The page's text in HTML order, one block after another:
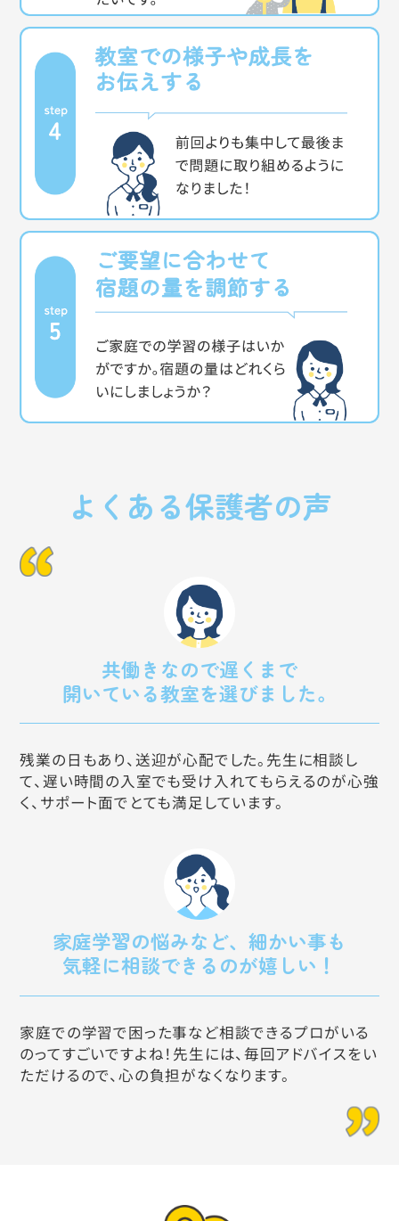
よくある保護者の声
共働きなので遅くまで
開いている教室を選びました。
残業の日もあり、送迎が心配でした。先生に相談し
て、遅い時間の入室でも受け入れてもらえるのが心強
く、サポート面でとても満足しています。
家庭学習の悩みなど、細かい事も
気軽に相談できるのが嬉しい！
家庭での学習で困った事など相談できるプロがいる
のってすごいですよね！先生には、毎回アドバイスをい
ただけるので、心の負担がなくなります。